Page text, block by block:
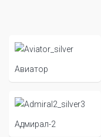
Авиатор
Адмирал-2